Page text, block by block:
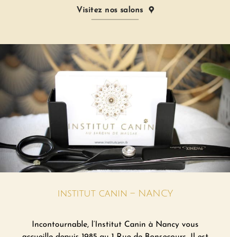
Visitez nos salons
institut canin – NANCY
Incontournable, l’Institut Canin à Nancyvous